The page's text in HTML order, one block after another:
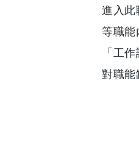
進入此
等職能
「工
對職能